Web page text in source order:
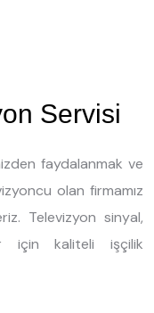
Servisi
faydalanmak ve
olan firmamız
Televizyon sinyal,
için kaliteli işçilik